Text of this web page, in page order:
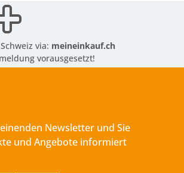
via: meineinkauf.ch
vorausgesetzt!
Newsletter und Sie
und Angebote informiert